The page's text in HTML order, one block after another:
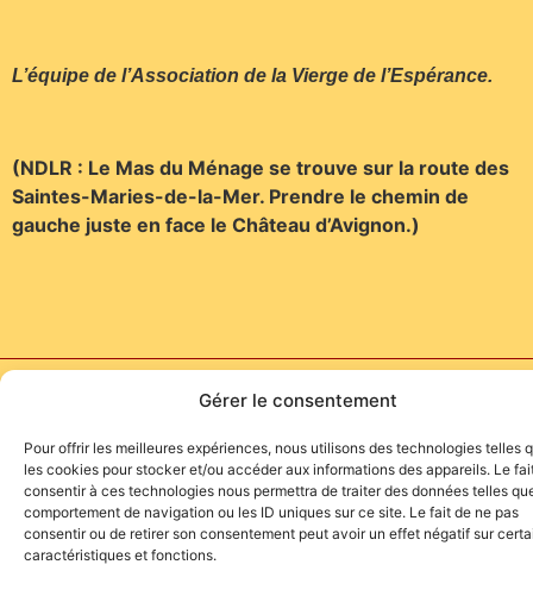
Gérer le consentement
Pour offrir les meilleures expériences, nous utilisons des technologies telles
les cookies pour stocker et/ou accéder aux informations des appareils. Le
consentir à ces technologies nous permettra de traiter des données telles
comportement de navigation ou les ID uniques sur ce site. Le fait de ne pas
consentir ou de retirer son consentement peut avoir un effet négatif sur
caractéristiques et fonctions.
L’équipe de l’Association de la Vierge de l’Espérance.
(NDLR : Le Mas du Ménage se trouve sur la route des
Saintes-Maries-de-la-Mer. Prendre le chemin de
gauche juste en face le Château d’Avignon.)
Site de l'association TOROFIESTA